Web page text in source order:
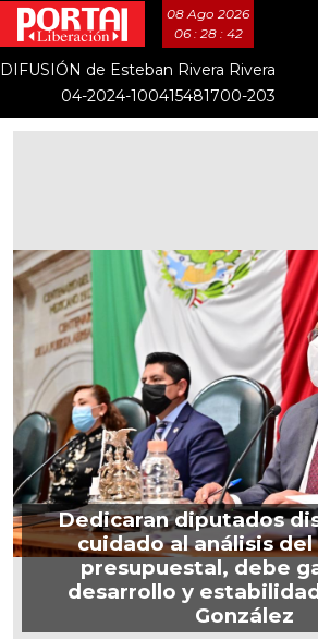
08 Ago 2026
06 : 28 : 42
DIFUSIÓN de Esteban Rivera Rivera
04-2024-100415481700-203
Dedicaran diputados
cuidado al análisis
presupuestal, debe
desarrollo y
González